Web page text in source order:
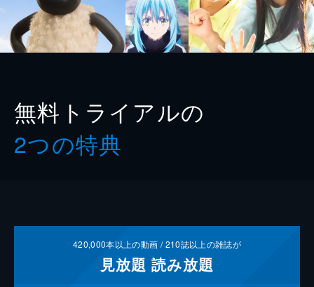
無料トライアルの
2つの特典
420,000本以上の動画 /210誌以上の雑誌が
見放題 読み放題